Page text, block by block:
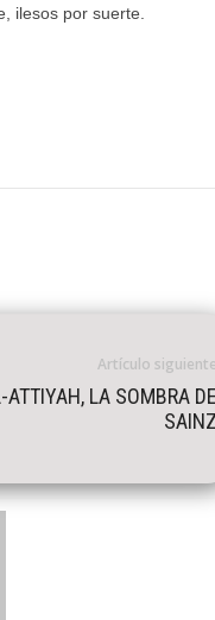
ilesos por suerte.
Artículo
ATTIYAH, LA SOMBRA